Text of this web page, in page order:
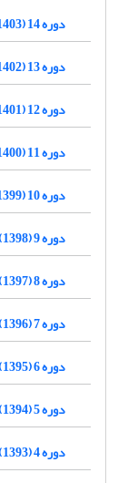
دوره 14 (1403)
دوره 13 (1402)
دوره 12 (1401)
دوره 11 (1400)
دوره 10 (1399)
دوره 9 (1398)
دوره 8 (1397)
دوره 7 (1396)
دوره 6 (1395)
دوره 5 (1394)
دوره 4 (1393)